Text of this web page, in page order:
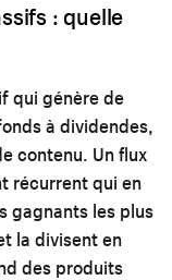
: quelle
qui génère de
à dividendes,
contenu. Unflux
récurrent qui en
gagnants les plus
la divisent en
des produits